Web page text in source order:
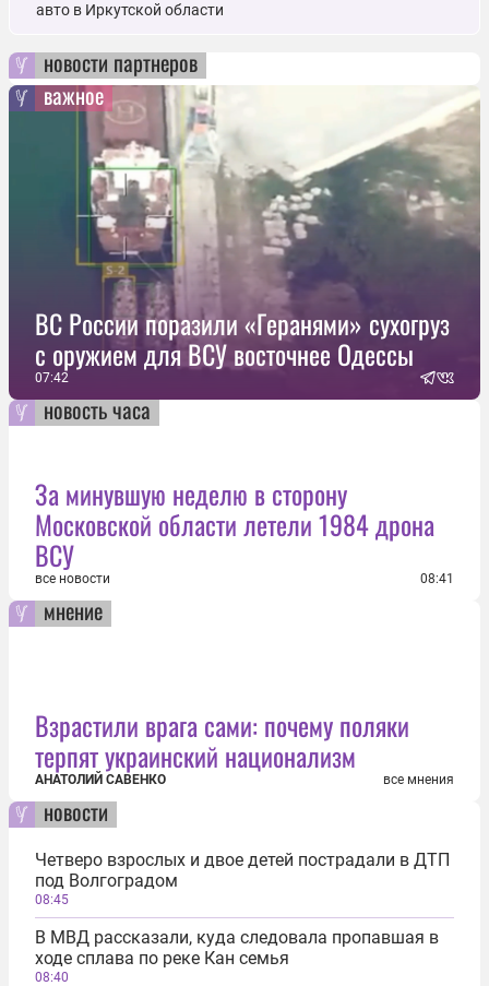
авто в Иркутской области
новости партнеров
важное
ВС России поразили «Геранями» сухогруз
с оружием для ВСУ восточнее Одессы
07:42
новость часа
За минувшую неделю в сторону
Московской области летели 1984 дрона
ВСУ
все новости 08:41
мнение
Взрастили врага сами: почему поляки
терпят украинский национализм
АНАТОЛИЙ САВЕНКО все мнения
новости
Четверо взрослых и двое детей пострадали в ДТП
под Волгоградом
08:45
В МВД рассказали, куда следовала пропавшая в
ходе сплава по реке Кан семья
08:40